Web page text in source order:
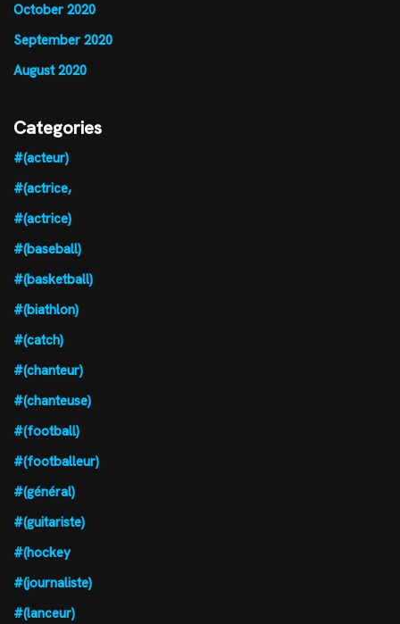
October 2020
September 2020
August 2020
Categories
#(acteur)
#(actrice,
#(actrice)
#(baseball)
#(basketball)
#(biathlon)
#(catch)
#(chanteur)
#(chanteuse)
#(football)
#(footballeur)
#(général)
#(guitariste)
#(hockey
#(journaliste)
#(lanceur)